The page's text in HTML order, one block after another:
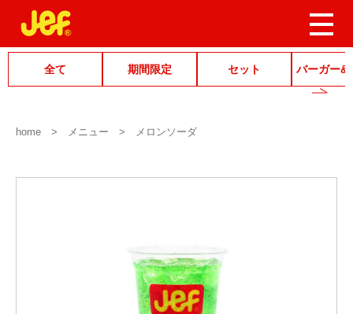
全て 期間限定 セット バーガー&
home メニュー メロンソーダ